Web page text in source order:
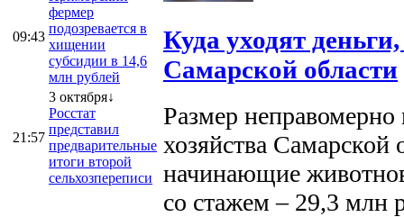
09:43
фермер
подозревается в
хищении
субсидии в 14,6
млн рублей
21:57
3 октября↓
Росстат
представил
предварительные
итоги второй
сельхозпереписи
Куда уходят
Самарской области
Размер неправомерно
хозяйства Самарской
начинающие
со стажем – 29,3 млн